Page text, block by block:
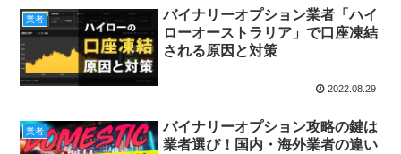
業者
バイナリーオプション業者「ハイ
ローオーストラリア」で口座凍結
される原因と対策
2022.08.29
業者
バイナリーオプション攻略の鍵は
業者選び！国内・海外業者の違い